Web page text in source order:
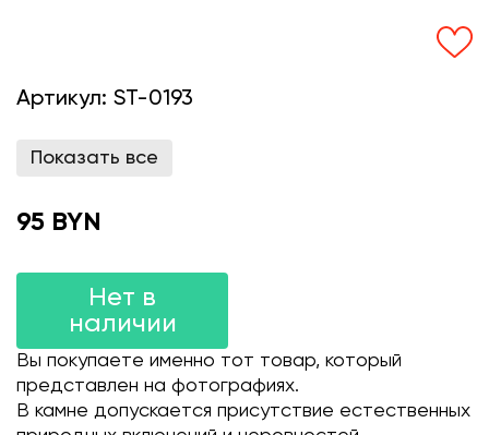
Артикул: ST-0193
Показать все
95 BYN
Нет в
наличии
Вы покупаете именно тот товар, который
представлен на фотографиях.
В камне допускается присутствие естественных